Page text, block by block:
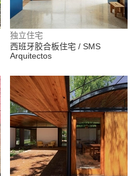
独立住宅
西班牙胶合板住宅 / SMS
Arquitectos